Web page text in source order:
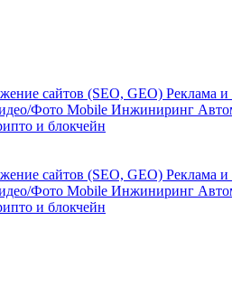
сайтов (SEO, GEO) Реклама
Фото Mobile Инжиниринг
и блокчейн
сайтов (SEO, GEO) Реклама
Фото Mobile Инжиниринг
и блокчейн